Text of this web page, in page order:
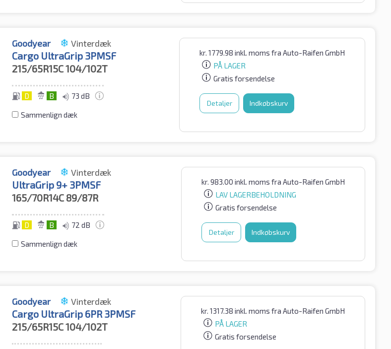
Goodyear Vinterdæk
Cargo UltraGrip 3PMSF
215/65R15C104/102T
D B 73 dB
Sammenlign dæk
kr. 1779.98 inkl. moms fra Auto-Raifen GmbH
PÅ LAGER
Gratis forsendelse
Detaljer Indkøbskurv
Goodyear Vinterdæk
UltraGrip 9+ 3PMSF
165/70R14C 89/87R
D B 72 dB
Sammenlign dæk
kr. 983.00 inkl. moms fra Auto-Raifen GmbH
LAV LAGERBEHOLDNING
Gratis forsendelse
Detaljer Indkøbskurv
Goodyear Vinterdæk
Cargo UltraGrip 6PR 3PMSF
215/65R15C104/102T
kr. 1317.38 inkl. moms fra Auto-Raifen GmbH
PÅ LAGER
Gratis forsendelse